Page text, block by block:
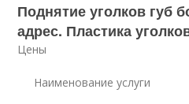
Поднятие уголков губ
адрес. Пластика
Цены
Наименование услуги